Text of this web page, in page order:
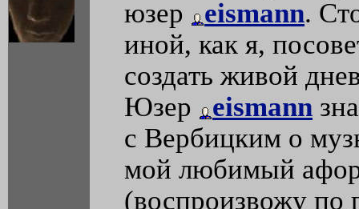
юзер
eismann.
иной, как я,
создать живой
Юзер
eismann
с Вербицким о
мой любимый
(воспроизвожу по